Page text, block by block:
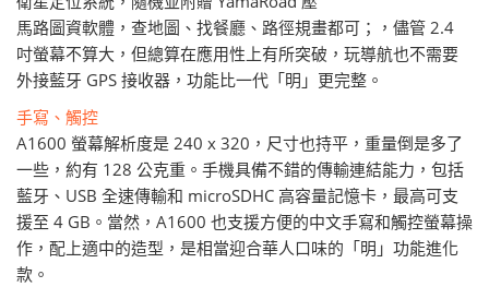
馬路圖資軟體，查地圖、找餐廳、路徑規畫都可；，儘管 2.4
吋螢幕不算大，但總算在應用性上有所突破，玩導航也不需要
外接藍牙 GPS 接收器，功能比一代「明」更完整。
手寫、觸控
A1600 螢幕解析度是 240 x 320，尺寸也持平，重量倒是多了
一些，約有 128 公克重。手機具備不錯的傳輸連結能力，包括
藍牙、USB 全速傳輸和 microSDHC 高容量記憶卡，最高可支
援至 4 GB。當然，A1600 也支援方便的中文手寫和觸控螢幕操
作，配上適中的造型，是相當迎合華人口味的「明」功能進化
款。